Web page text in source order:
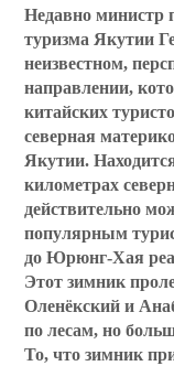
Недавно министр
туризма Якутии
неизвестном,
направлении,
китайских
северная
Якутии.
километрах
действительно
популярным
до Юрюнг-Хая
Этот зимник
Оленёкский и
по лесам, но
То, что зимник